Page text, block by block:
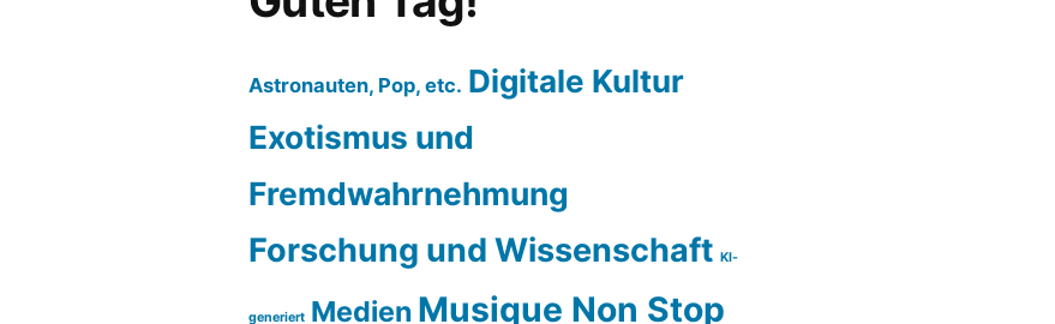
Astronauten, Pop, etc. Digitale Kultur
Exotismus und
Fremdwahrnehmung
Forschung und Wissenschaft KI-
generiert Medien Musique Non Stop